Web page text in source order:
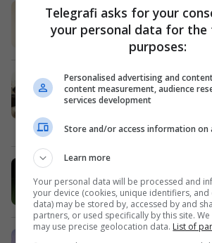
Për sofrën e
lirë në Emona
Super Viva sjell
me kampanjën
tryezë”
Super Viva
Çfarë prona po
oferta që mund t’i
Pro Real Estate
Regjistrimet e
Telegrafi asks for your
your personal data for the
purposes:
Personalised advertising and
content measurement, audience
services development
Store and/or access information on
Learn more
Your personal data will be processed and
your device (cookies, unique identifiers, and
data) may be stored by, accessed by and
partners, or used specifically by this site.
may use precise geolocation data. List of